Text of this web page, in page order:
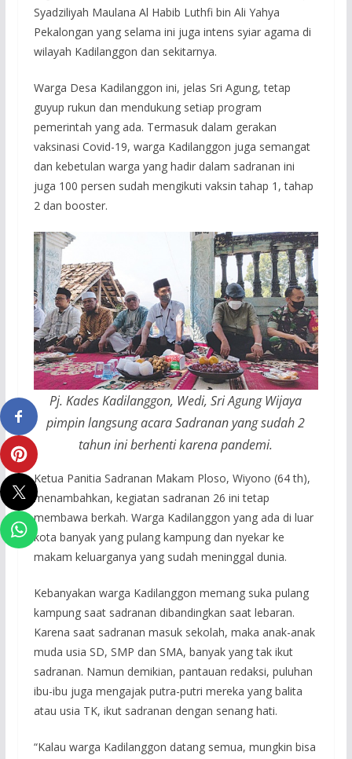
Syadziliyah Maulana Al Habib Luthfi bin Ali Yahya
Pekalongan yang selama ini juga intens syiar agama di
wilayah Kadilanggon dan sekitarnya.
Warga Desa Kadilanggon ini, jelas Sri Agung, tetap
guyup rukun dan mendukung setiap program
pemerintah yang ada. Termasuk dalam gerakan
vaksinasi Covid-19, warga Kadilanggon juga semangat
dan kebetulan warga yang hadir dalam sadranan ini
juga 100 persen sudah mengikuti vaksin tahap 1, tahap
2 dan booster.
Pj. Kades Kadilanggon, Wedi, Sri Agung Wijaya
pimpin langsung acara Sadranan yang sudah 2
tahun ini berhenti karena pandemi.
Ketua Panitia Sadranan Makam Ploso, Wiyono (64 th),
menambahkan, kegiatan sadranan 26 ini tetap
membawa berkah. Warga Kadilanggon yang ada di luar
kota banyak yang pulang kampung dan nyekar ke
makam keluarganya yang sudah meninggal dunia.
Kebanyakan warga Kadilanggon memang suka pulang
kampung saat sadranan dibandingkan saat lebaran.
Karena saat sadranan masuk sekolah, maka anak-anak
muda usia SD, SMP dan SMA, banyak yang tak ikut
sadranan. Namun demikian, pantauan redaksi, puluhan
ibu-ibu juga mengajak putra-putri mereka yang balita
atau usia TK, ikut sadranan dengan senang hati.
“Kalau warga Kadilanggon datang semua, mungkin bisa